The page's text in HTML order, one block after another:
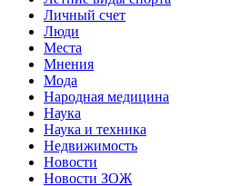
Личный счет
Люди
Места
Мнения
Мода
Народная медицина
Наука
Наука и техника
Недвижимость
Новости
Новости ЗОЖ